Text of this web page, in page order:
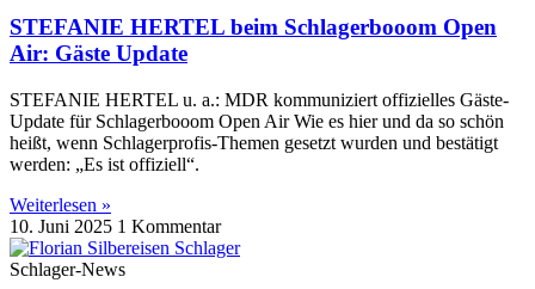
STEFANIE HERTEL beim Schlagerbooom Open
Air: Gäste Update
STEFANIE HERTEL u. a.: MDR kommuniziert offizielles Gäste-
Update für Schlagerbooom Open Air Wie es hier und da so schön
heißt, wenn Schlagerprofis-Themen gesetzt wurden und bestätigt
werden: „Es ist offiziell“.
Weiterlesen »
10. Juni 2025 1 Kommentar
Schlager-News